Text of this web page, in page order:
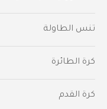
تنس الطاولة
كرة الطائرة
كرة القدم